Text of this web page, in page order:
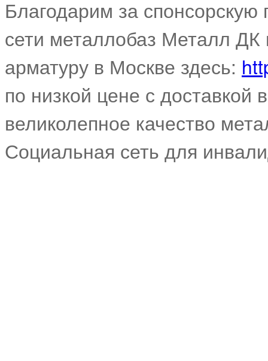
Благодарим за
сети металлобаз Металл ДК
арматуру в Москве здесь:
по низкой цене с
великолепное качество
Социальная сеть для